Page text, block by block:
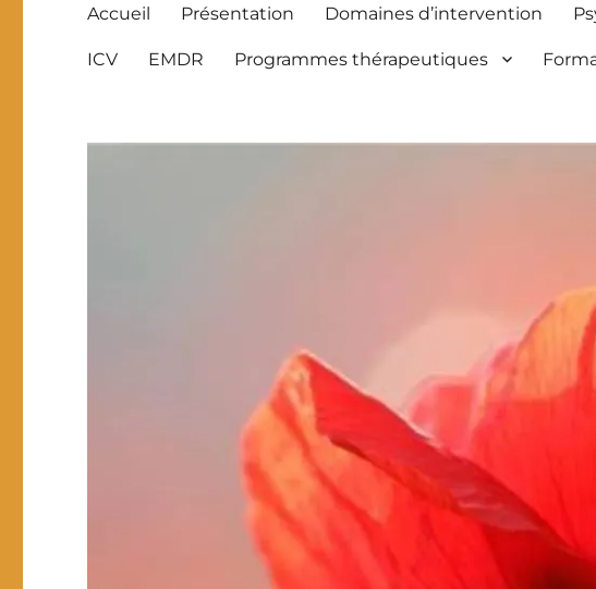
Accueil Présentation Domaines d’intervention
ICV EMDR Programmes thérapeutiques